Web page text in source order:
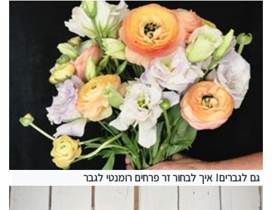
גם לגברים! איך לבחור זר פרחים רומנטי לגבר